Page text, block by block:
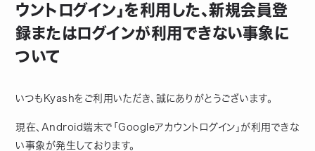
ウントログイン」を利用した、新規会員登
録またはログインが利用できない事象に
ついて
いつもKyashをご利用いただき、誠にありがとうございます。
現在、Android端末で「Googleアカウントログイン」が利用できな
い事象が発生しております。